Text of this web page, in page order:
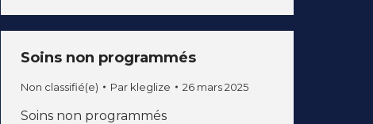
Soins non programmés
Non classifié(e) Par kleglize 26 mars 2025
Soins non programmés